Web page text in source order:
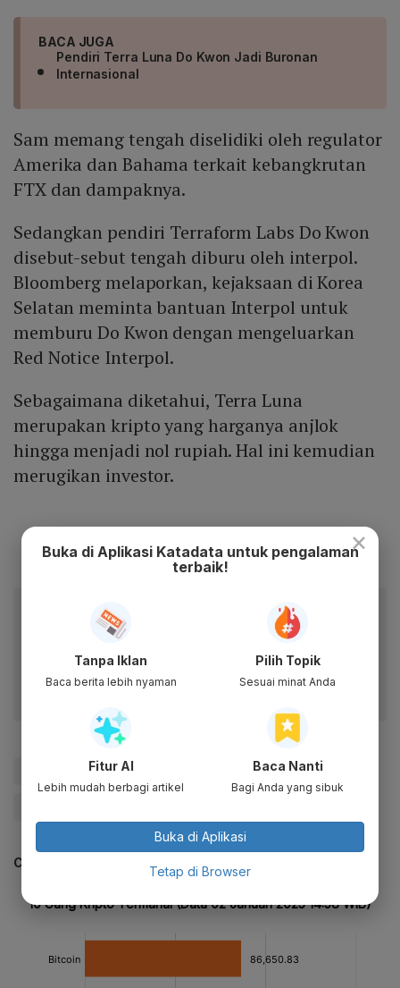
BACA JUGA
Pendiri Terra Luna Do Kwon Jadi Buronan
Internasional
Sam memang tengah diselidiki oleh regulator
Amerika dan Bahama terkait kebangkrutan
FTX dan dampaknya.
Sedangkan pendiri Terraform Labs Do Kwon
disebut-sebut tengah diburu oleh interpol.
Bloomberg melaporkan, kejaksaan di Korea
Selatan meminta bantuan Interpol untuk
memburu Do Kwon dengan mengeluarkan
Red Notice Interpol.
Sebagaimana diketahui, Terra Luna
merupakan kripto yang harganya anjlok
hingga menjadi nol rupiah. Hal ini kemudian
merugikan investor.
Baca artikel ini lewat aplikasi mobile.
Dapatkan pengalaman membaca lebih nyaman dan nikmati
fitur menarik lainnya lewat aplikasi mobile Katadata.
#Crypto #Cryptocurrency #Bitcoin
CEK JUGA DATA INI
×
Buka di Aplikasi Katadata untuk pengalaman
terbaik!
Tanpa Iklan
Baca berita lebih nyaman
Pilih Topik
Sesuai minat Anda
Fitur AI
Lebih mudah berbagi artikel
Baca Nanti
Bagi Anda yang sibuk
Buka di Aplikasi
Tetap di Browser